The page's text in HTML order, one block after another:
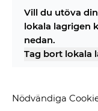
Vill du utöva
lokala lagrigen
nedan.
Tag bort lokala
Nödvändiga